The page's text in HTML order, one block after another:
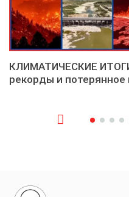
КЛИМАТИЧЕСКИЕ
рекорды и